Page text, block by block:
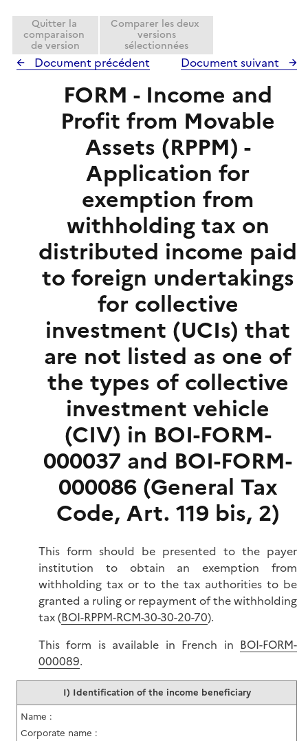
e
r
e
r
Quitter la
comparaison
de version
Comparer les deux
versions
sélectionnées
Document précédent Document suivant
FORM - Income and
Profit from Movable
Assets (RPPM) -
Application for
exemption from
withholding tax on
distributed income paid
to foreign undertakings
for collective
investment (UCIs) that
are not listed as one of
the types of collective
investment vehicle
(CIV) in BOI-FORM-
000037 and BOI-FORM-
000086 (General Tax
Code, Art. 119 bis, 2)
This form should be presented to the payer
institution to obtain an exemption from
withholding tax or to the tax authorities to be
granted a ruling or repayment of the withholding
tax (BOI-RPPM-RCM-30-30-20-70).
This form is available in French in BOI-FORM-
000089.
I) Identification of the income beneficiary
Name :
Corporate name :